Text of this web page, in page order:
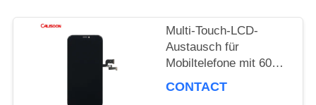
PRIVACY
Multi-Touch-LCD-
Austausch für
Mobiltelefone mit 60
Hz-Erneuerungsrate /
CONTACT